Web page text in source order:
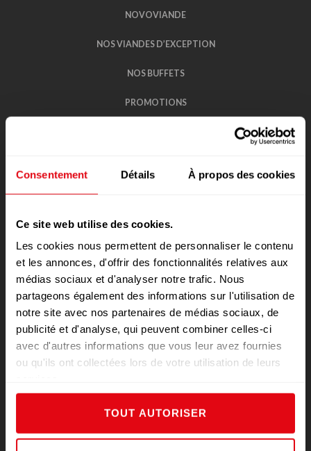
Consentement Détails À propos des cookies
Ce site web utilise des cookies.
Les cookies nous permettent de personnaliser le contenu
et les annonces, d'offrir des fonctionnalités relatives aux
médias sociaux et d'analyser notre trafic. Nous
partageons également des informations sur l'utilisation de
notre site avec nos partenaires de médias sociaux, de
publicité et d'analyse, qui peuvent combiner celles-ci
avec d'autres informations que vous leur avez fournies
ou qu'ils ont collectées lors de votre utilisation de leurs
TOUT AUTORISER
NOVOVIANDE
NOS VIANDES D’EXCEPTION
NOS BUFFETS
PROMOTIONS
VOTRE AVIS
CONTACT
POLITIQUE DE CONFIDENTIALITÉ DES
DONNÉES
RÈGLEMENTS DE JEUX CONCOURS
RAPPEL DE PRODUIT